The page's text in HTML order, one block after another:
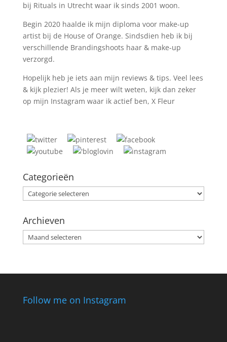
bij Rituals in Utrecht waar ik sinds 2001 woon.
Begin 2020 haalde ik mijn diploma voor make-up
artist bij de House of Orange. Sindsdien heb ik bij
verschillende Brandingshoots haar & make-up
verzorgd.
Hopelijk heb je iets aan mijn reviews & tips. Veel lees
& kijk plezier! Als je meer wilt weten, kijk dan zeker
op mijn Instagram waar ik actief ben, X Fleur
Categorieën
Categorieën
Archieven
Archieven
Follow me on Instagram